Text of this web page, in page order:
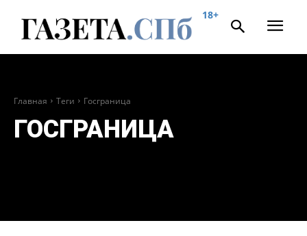
18+
Главная Теги Госграница
ГОСГРАНИЦА